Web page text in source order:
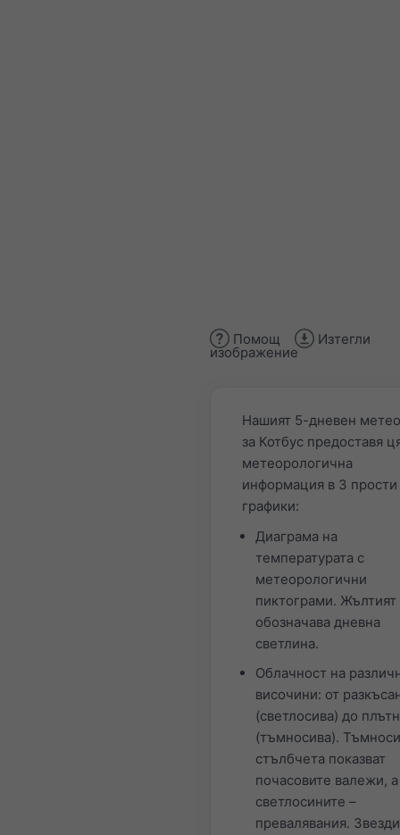
Помощ Изтегли
изображение
Нашият 5-дневен
за Котбус предоставя
метеорологична
информация в 3 прости
графики:
Диаграма на
температурата с
метеорологични
пиктограми.
обозначава дневна
светлина.
Облачност на
височини: от
(светлосива) до
(тъмносива).
стълбчета показват
почасовите валежи, а
светлосините –
превалявания.